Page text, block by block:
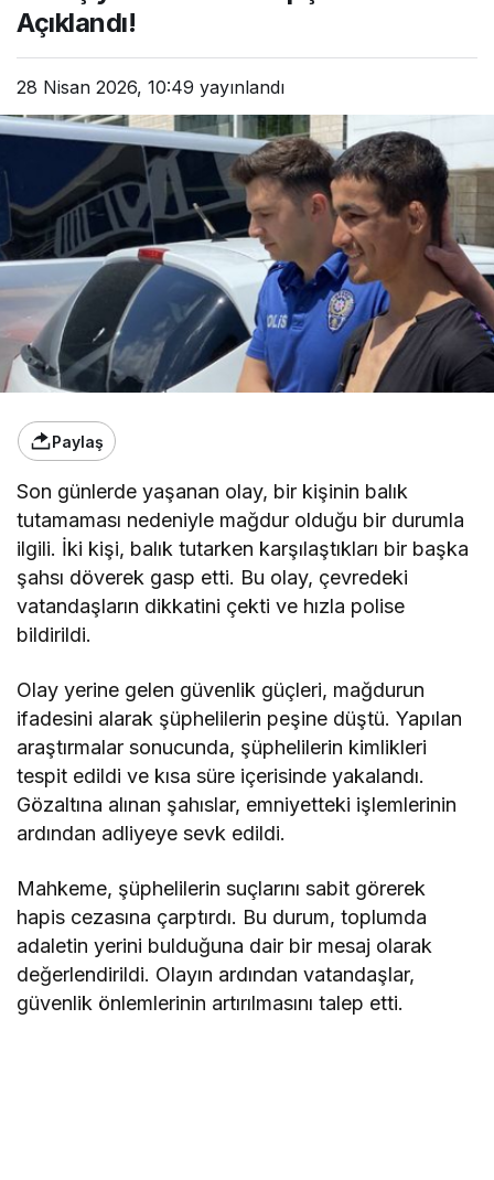
Açıklandı!
28 Nisan 2026, 10:49 yayınlandı
Paylaş
Son günlerde yaşanan olay, bir kişinin balık
tutamaması nedeniyle mağdur olduğu bir durumla
ilgili. İki kişi, balık tutarken karşılaştıkları bir başka
şahsı döverek gasp etti. Bu olay, çevredeki
vatandaşların dikkatini çekti ve hızla polise
bildirildi.
Olay yerine gelen güvenlik güçleri, mağdurun
ifadesini alarak şüphelilerin peşine düştü. Yapılan
araştırmalar sonucunda, şüphelilerin kimlikleri
tespit edildi ve kısa süre içerisinde yakalandı.
Gözaltına alınan şahıslar, emniyetteki işlemlerinin
ardından adliyeye sevk edildi.
Mahkeme, şüphelilerin suçlarını sabit görerek
hapis cezasına çarptırdı. Bu durum, toplumda
adaletin yerini bulduğuna dair bir mesaj olarak
değerlendirildi. Olayın ardından vatandaşlar,
güvenlik önlemlerinin artırılmasını talep etti.